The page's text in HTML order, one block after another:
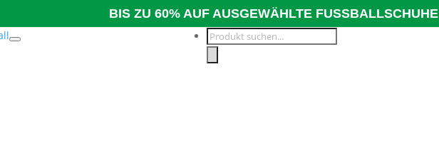
BIS ZU 60% AUF AUSGEWÄHLTE FUSSBALLSCHUHE
Products